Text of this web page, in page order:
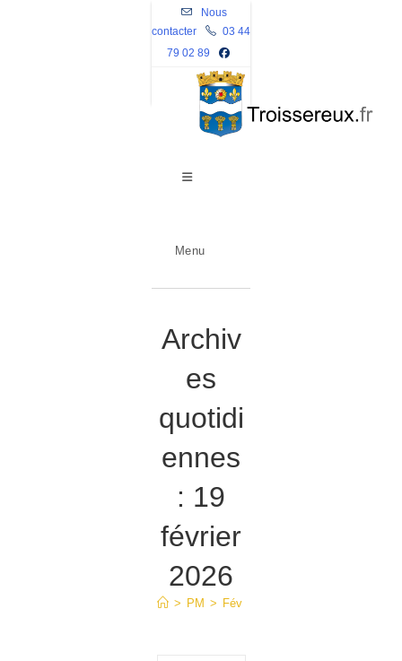
Skip
to
content
Nous
contacter
03 44
79 02 89
Menu
Archiv
es
quotidi
ennes
: 19
février
2026
> PM > Fév